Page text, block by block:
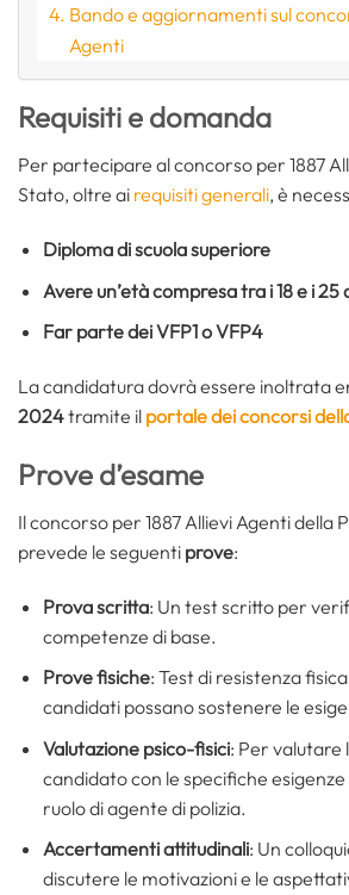
Bando e aggiornamenti sul
Agenti
Requisiti e domanda
Per partecipare al concorso per 1887
Stato, oltre ai requisiti generali, è
Diploma di scuola superiore
Avere un’età compresa tra i 18 e i 25
Far parte dei VFP1 o VFP4
La candidatura dovrà essere inoltrata
2024tramite il portale dei concorsi
Prove d’esame
Il concorso per 1887 Allievi Agenti della
prevede le seguenti prove:
Prova scritta: Un test scritto per
competenze di base.
Prove fisiche: Test di resistenza
candidati possano sostenere le
Valutazione psico-fisici: Per valutare
candidato con le specifiche
ruolo di agente di polizia.
Accertamenti attitudinali: Un
discutere le motivazioni e le